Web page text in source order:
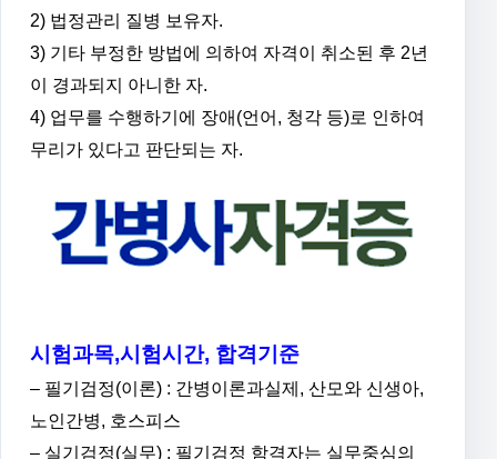
2) 법정관리 질병 보유자.
3) 기타 부정한 방법에 의하여 자격이 취소된 후 2년
이 경과되지 아니한 자.
4) 업무를 수행하기에 장애(언어, 청각 등)로 인하여
무리가 있다고 판단되는 자.
시험과목,시험시간, 합격기준
– 필기검정(이론) : 간병이론과실제, 산모와 신생아,
노인간병, 호스피스
– 실기검정(실무) : 필기검정 함격자는 실무중심의